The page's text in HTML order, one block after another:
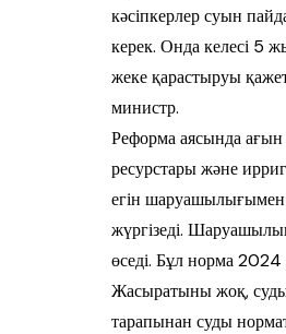
кәсіпкерлер суын
керек. Онда келесі 5
жеке қарастыруы
министр.
Реформа аясында
ресурстары жә­не
егін шаруашылығымен
жүр­гі­зе­ді.
өседі. Бұл норма
Жасыратыны жоқ, суды
тарапынан суды